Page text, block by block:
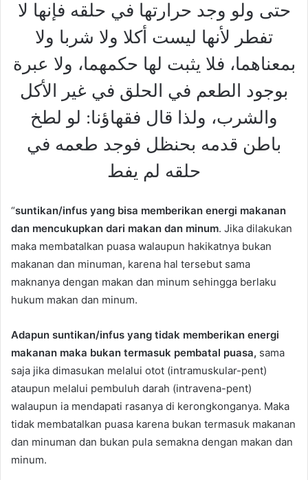
حتى ولو وجد حرارتها في حلقه فإنها لا
تفطر لأنها ليست أكلا ولا شربا ولا
بمعناهما، فلا يثبت لها حكمهما، ولا عبرة
بوجود الطعم في الحلق في غير الأكل
والشرب، ولذا قال فقهاؤنا: لو لطخ
باطن قدمه بحنظل فوجد طعمه في
حلقه لم يفط
“suntikan/infus yang bisa memberikan energi makanan
dan mencukupkan dari makan dan minum. Jika dilakukan
maka membatalkan puasa walaupun hakikatnya bukan
makanan dan minuman, karena hal tersebut sama
maknanya dengan makan dan minum sehingga berlaku
hukum makan dan minum.
Adapun suntikan/infus yang tidak memberikan energi
makanan maka bukan termasuk pembatal puasa, sama
saja jika dimasukan melalui otot (intramuskular-pent)
ataupun melalui pembuluh darah (intravena-pent)
walaupun ia mendapati rasanya di kerongkonganya. Maka
tidak membatalkan puasa karena bukan termasuk makanan
dan minuman dan bukan pula semakna dengan makan dan
minum.